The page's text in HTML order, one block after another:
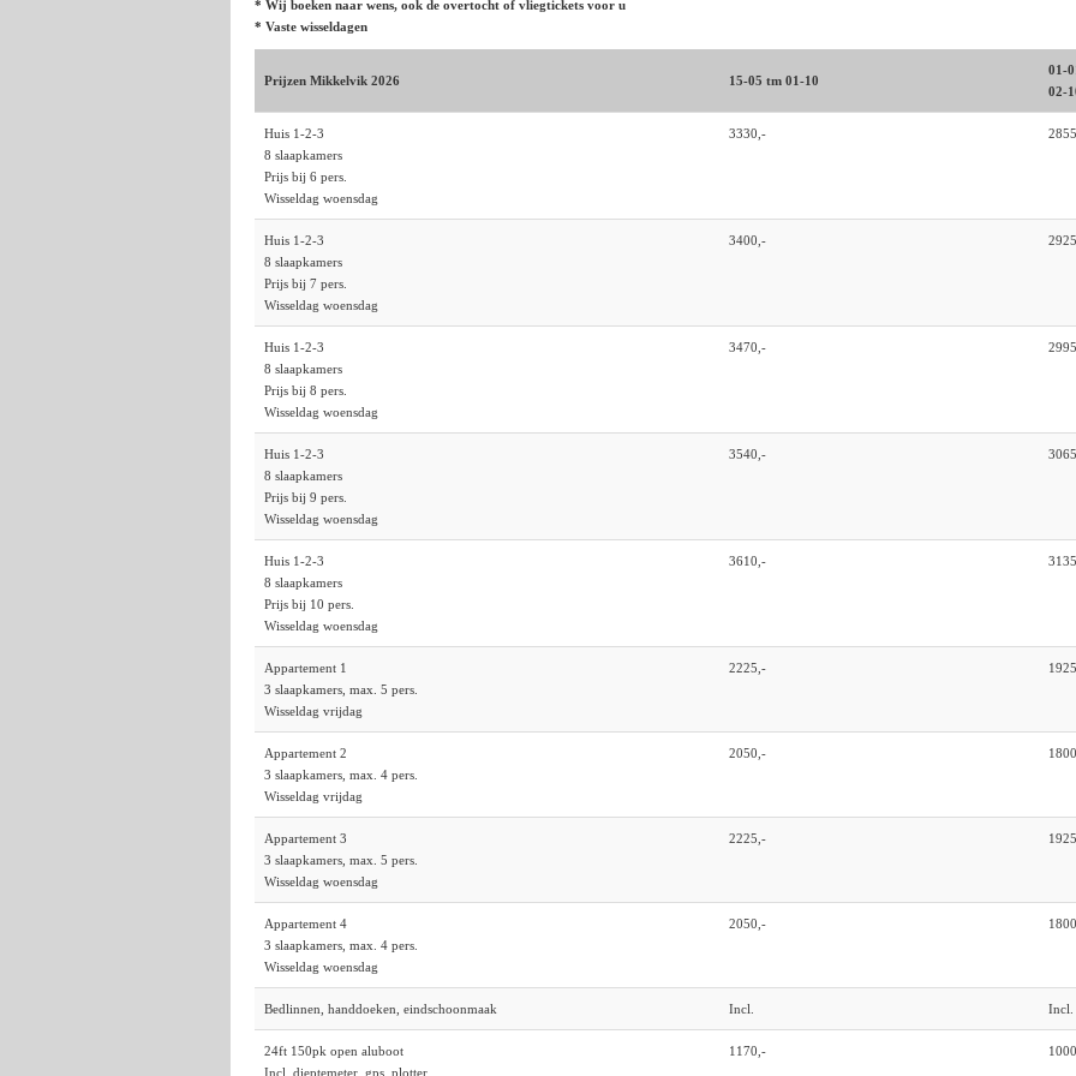
* Wij boeken naar wens, ook de overtocht of vliegtickets voor u
* Vaste wisseldagen
Prijzen Mikkelvik 2026 15-05 tm 01-10
01-
02-
Huis 1-2-3
8 slaapkamers
Prijs bij 6 pers.
Wisseldag woensdag
3330,-
Huis 1-2-3
8 slaapkamers
Prijs bij 7 pers.
Wisseldag woensdag
3400,-
Huis 1-2-3
8 slaapkamers
Prijs bij 8 pers.
Wisseldag woensdag
3470,-
Huis 1-2-3
8 slaapkamers
Prijs bij 9 pers.
Wisseldag woensdag
3540,-
Huis 1-2-3
8 slaapkamers
Prijs bij 10 pers.
Wisseldag woensdag
3610,-
Appartement 1
3 slaapkamers, max. 5 pers.
Wisseldag vrijdag
2225,-
Appartement 2
3 slaapkamers, max. 4 pers.
Wisseldag vrijdag
2050,-
Appartement 3
3 slaapkamers, max. 5 pers.
Wisseldag woensdag
2225,-
Appartement 4
3 slaapkamers, max. 4 pers.
Wisseldag woensdag
2050,-
Bedlinnen, handdoeken, eindschoonmaak Incl. Incl.
24ft 150pk open aluboot
Incl. dieptemeter, gps, plotter
1170,-